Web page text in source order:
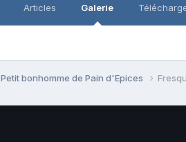
Articles Galerie
Petit bonhomme de Pain d'Epices